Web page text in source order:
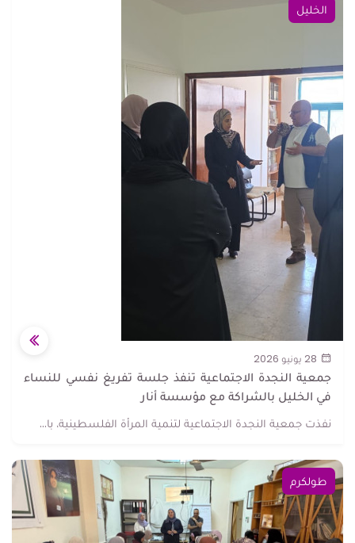
الخليل
28 يونيو 2026
جمعية النجدة الاجتماعية تنفذ جلسة تفريغ نفسي للنساء
في الخليل بالشراكة مع مؤسسة أنار
نفذت جمعية النجدة الاجتماعية لتنمية المرأة الفلسطينية، با...
طولكرم